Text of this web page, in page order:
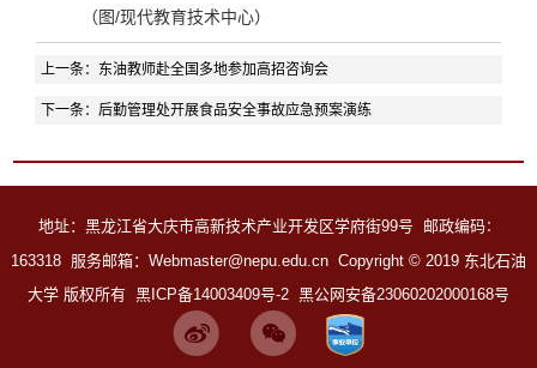
（图/现代教育技术中心）
上一条： 东油教师赴全国多地参加高招咨询会
下一条： 后勤管理处开展食品安全事故应急预案演练
地址：黑龙江省大庆市高新技术产业开发区学府街99号 邮政编码：
163318 服务邮箱：Webmaster@nepu.edu.cn Copyright © 2019 东北石油
大学 版权所有 黑ICP备14003409号-2 黑公网安备23060202000168号